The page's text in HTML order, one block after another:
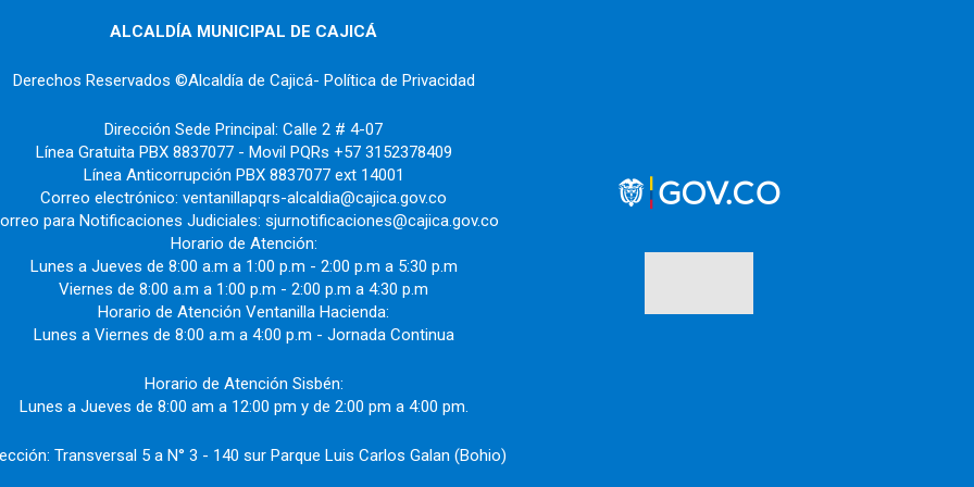
ALCALDÍA MUNICIPAL DE CAJICÁ
Derechos Reservados ©Alcaldía de Cajicá- Política de Privacidad
Dirección Sede Principal: Calle 2 # 4-07
Línea Gratuita PBX 8837077 - Movil PQRs +57 3152378409
Línea Anticorrupción PBX 8837077 ext 14001
Correo electrónico: ventanillapqrs-alcaldia@cajica.gov.co
para Notificaciones Judiciales: sjurnotificaciones@cajica.gov.co
Horario de Atención:
Lunes a Jueves de 8:00 a.m a 1:00 p.m - 2:00 p.m a 5:30 p.m
Viernes de 8:00 a.m a 1:00 p.m - 2:00 p.m a 4:30 p.m
Horario de Atención Ventanilla Hacienda:
Lunes a Viernes de 8:00 a.m a 4:00 p.m - Jornada Continua
Horario de Atención Sisbén:
Lunes a Jueves de 8:00 am a 12:00 pm y de 2:00 pm a 4:00 pm.
Transversal 5 a N° 3 - 140 sur Parque Luis Carlos Galan (Bohio)